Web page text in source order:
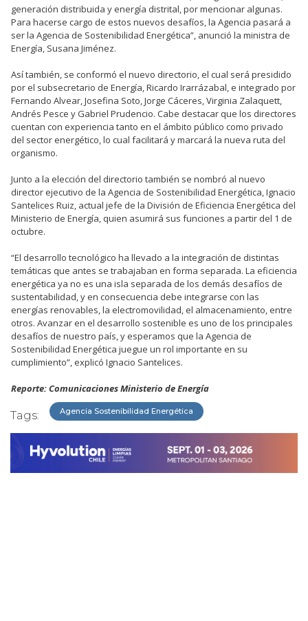
generación distribuida y energía distrital, por mencionar algunas.
Para hacerse cargo de estos nuevos desafíos, la Agencia pasará a
ser la Agencia de Sostenibilidad Energética”, anunció la ministra de
Energía, Susana Jiménez.
Así también, se conformó el nuevo directorio, el cual será presidido
por el subsecretario de Energía, Ricardo Irarrázabal, e integrado por
Fernando Alvear, Josefina Soto, Jorge Cáceres, Virginia Zalaquett,
Andrés Pesce y Gabriel Prudencio. Cabe destacar que los directores
cuentan con experiencia tanto en el ámbito público como privado
del sector energético, lo cual facilitará y marcará la nueva ruta del
organismo.
Junto a la elección del directorio también se nombró al nuevo
director ejecutivo de la Agencia de Sostenibilidad Energética, Ignacio
Santelices Ruiz, actual jefe de la División de Eficiencia Energética del
Ministerio de Energía, quien asumirá sus funciones a partir del 1 de
octubre.
“El desarrollo tecnológico ha llevado a la integración de distintas
temáticas que antes se trabajaban en forma separada. La eficiencia
energética ya no es una isla separada de los demás desafíos de
sustentabilidad, y en consecuencia debe integrarse con las
energías renovables, la electromovilidad, el almacenamiento, entre
otros. Avanzar en el desarrollo sostenible es uno de los principales
desafíos de nuestro país, y esperamos que la Agencia de
Sostenibilidad Energética juegue un rol importante en su
cumplimiento”, explicó Ignacio Santelices.
Reporte: Comunicaciones Ministerio de Energía
Tags: Agencia Sostenibilidad Energética